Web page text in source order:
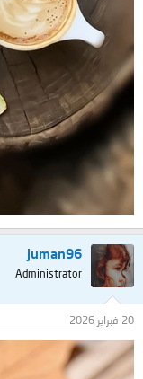
juman96
Administrator
20 فبراير 2026